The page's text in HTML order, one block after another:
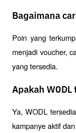
Bagaimana
Poin yang
menjadi voucher,
yang tersedia.
Apakah
Ya, WODL
kampanye aktif